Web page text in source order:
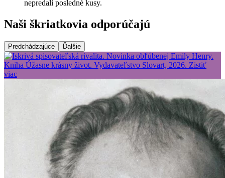
nepredali posledné kusy.
Naši škriatkovia odporúčajú
Predchádzajúce Ďalšie